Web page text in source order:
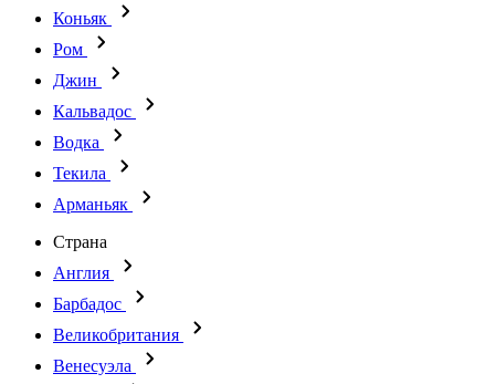
Коньяк
Ром
Джин
Кальвадос
Водка
Текила
Арманьяк
Страна
Англия
Барбадос
Великобритания
Венесуэла